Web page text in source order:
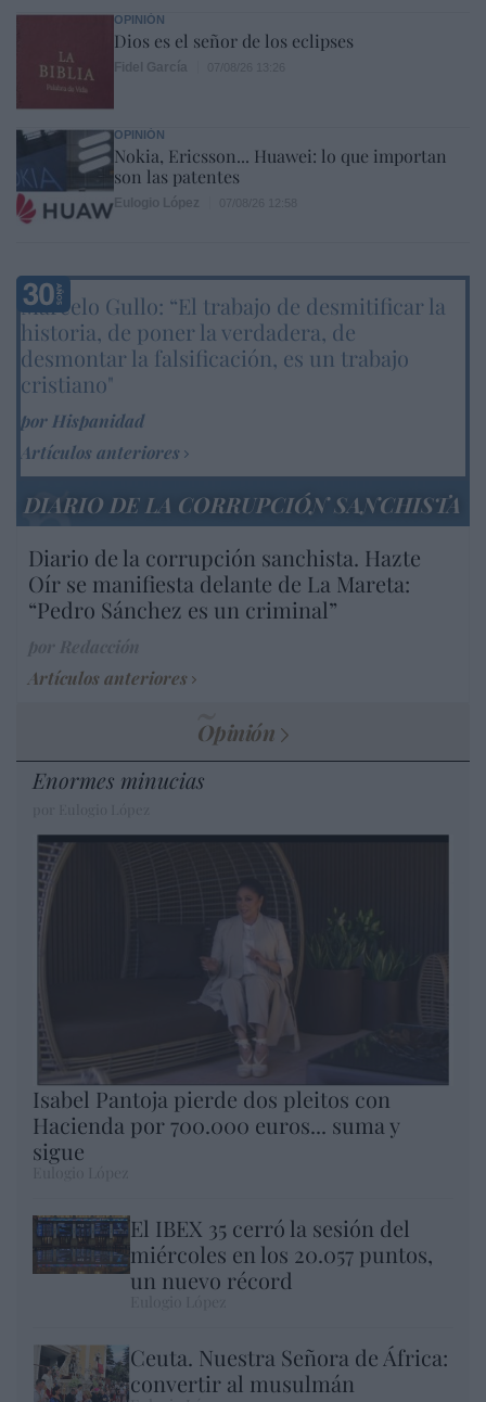
OPINIÓN
Dios es el señor de los eclipses
OPINIÓN
Nokia, Ericsson... Huawei: lo que importan
son las patentes
Marcelo Gullo: “El trabajo de desmitificar la
historia, de poner la verdadera, de
desmontar la falsificación, es un trabajo
cristiano"
por Hispanidad
Artículos anteriores
DIARIO DE LA CORRUPCIÓN SANCHISTA
Diario de la corrupción sanchista. Hazte
Oír se manifiesta delante de La Mareta:
“Pedro Sánchez es un criminal”
Artículos anteriores
Opinión
Enormes minucias
Isabel Pantoja pierde dos pleitos con
Hacienda por 700.000 euros... suma y
sigue
El IBEX 35 cerró la sesión del
miércoles en los 20.057 puntos,
un nuevo récord
Ceuta. Nuestra Señora de África:
convertir al musulmán